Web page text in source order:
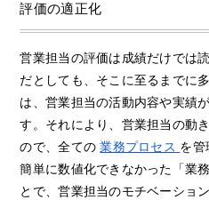
評価の適正化
営業担当の評価は成績だけでは
だとしても、そこに至るまでに
は、営業担当の活動内容や実績
す。それにより、営業担当の動
ので、全ての業務プロセス を管
簡単に数値化できなかった「業
とで、営業担当のモチベーショ